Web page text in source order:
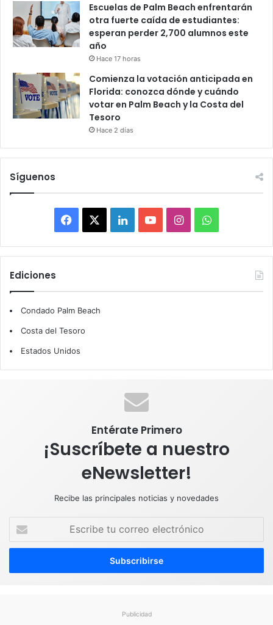
Escuelas de Palm Beach enfrentarán
otra fuerte caída de estudiantes:
esperan perder 2,700 alumnos este
año
Hace 17 horas
Comienza la votación anticipada en
Florida: conozca dónde y cuándo
votar en Palm Beach y la Costa del
Tesoro
Hace 2 días
Síguenos
a
e
b
L
i
k
n
o
T
I
n
t
W
h
t
Ediciones
Condado Palm Beach
Costa del Tesoro
Estados Unidos
Entérate Primero
¡Suscríbete a nuestro
eNewsletter!
Recibe las principales noticias y novedades
c
i
Publicidad